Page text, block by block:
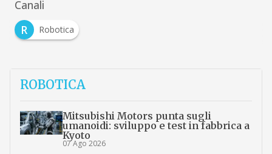
Canali
R
Robotica
ROBOTICA
Mitsubishi Motors punta sugli
umanoidi: sviluppo e test in fabbrica a
Kyoto
07 Ago 2026